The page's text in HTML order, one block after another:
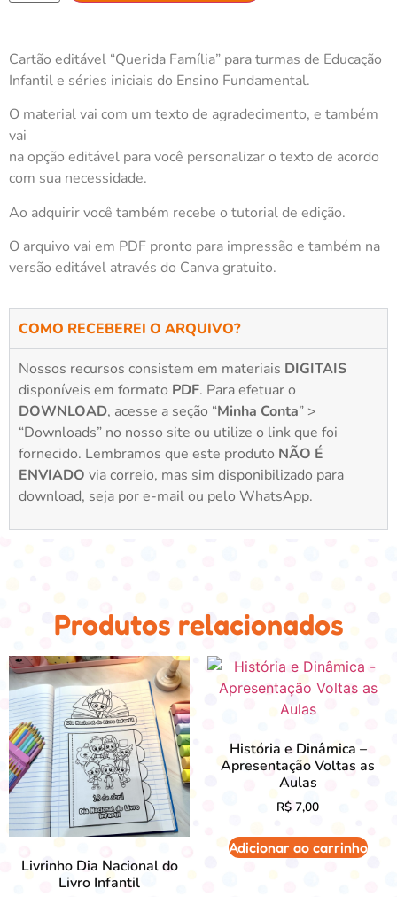
Cartão editável “Querida Família” para turmas de Educação
Infantil e séries iniciais do Ensino Fundamental.
O material vai com um texto de agradecimento, e também
vai
na opção editável para você personalizar o texto de acordo
com sua necessidade.
Ao adquirir você também recebe o tutorial de edição.
O arquivo vai em PDF pronto para impressão e também na
versão editável através do Canva gratuito.
COMO RECEBEREI O ARQUIVO?
Nossos recursos consistem em materiais DIGITAIS
disponíveis em formato PDF. Para efetuar o
DOWNLOAD, acesse a seção “Minha Conta” >
“Downloads” no nosso site ou utilize o link que foi
fornecido. Lembramos que este produto NÃO É
ENVIADO via correio, mas sim disponibilizado para
download, seja por e-mail ou pelo WhatsApp.
Produtos relacionados
Livrinho Dia Nacional do
Livro Infantil
História e Dinâmica –
Apresentação Voltas as
Aulas
R$ 7,00
Adicionar ao carrinho